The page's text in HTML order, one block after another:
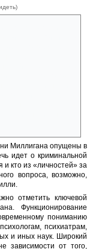
Миллигана опущены в
идет о криминальной
и кто из «личностей» за
вопроса, возможно,
отметить ключевой
Функционирование
пониманию
психиатрам,
и иных наук. Широкий
зависимости от того,